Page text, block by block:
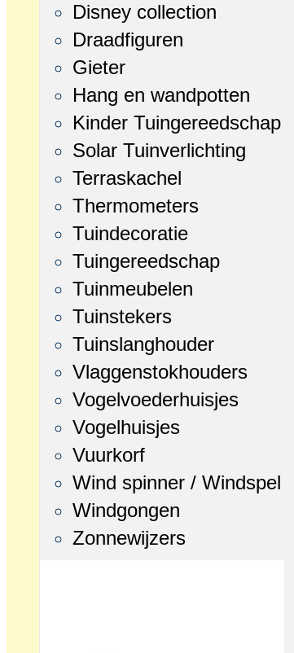
Disney collection
Draadfiguren
Gieter
Hang en wandpotten
Kinder Tuingereedschap
Solar Tuinverlichting
Terraskachel
Thermometers
Tuindecoratie
Tuingereedschap
Tuinmeubelen
Tuinstekers
Tuinslanghouder
Vlaggenstokhouders
Vogelvoederhuisjes
Vogelhuisjes
Vuurkorf
Wind spinner / Windspel
Windgongen
Zonnewijzers